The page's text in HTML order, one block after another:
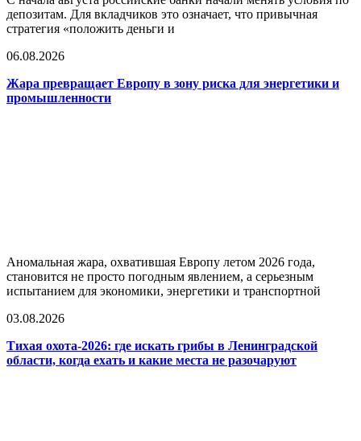
депозитам. Для вкладчиков это означает, что привычная
стратегия «положить деньги и
06.08.2026
Жара превращает Европу в зону риска для энергетики и
промышленности
Аномальная жара, охватившая Европу летом 2026 года,
становится не просто погодным явлением, а серьезным
испытанием для экономики, энергетики и транспортной
03.08.2026
Тихая охота-2026: где искать грибы в Ленинградской
области, когда ехать и какие места не разочаруют